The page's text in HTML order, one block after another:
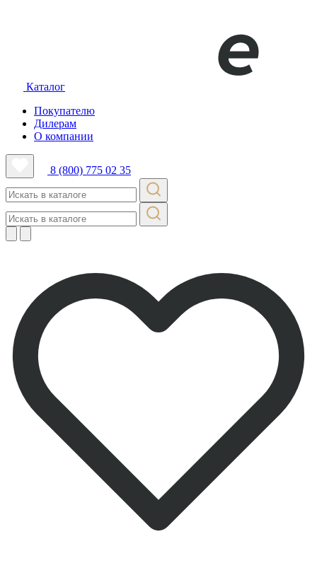
Каталог
Покупателю
Дилерам
О компании
8 (800) 775 02 35